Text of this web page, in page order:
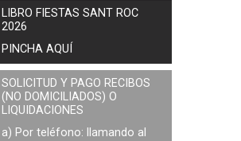
LIBRO FIESTAS SANT ROC
2026
PINCHA AQUÍ
SOLICITUD Y PAGO RECIBOS
(NO DOMICILIADOS) O
LIQUIDACIONES
a) Por teléfono: llamando al